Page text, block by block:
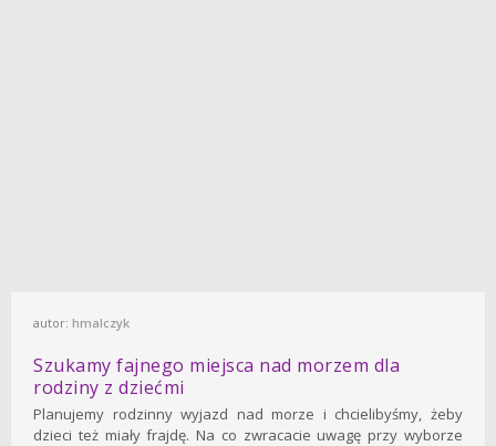
autor: hmalczyk
Szukamy fajnego miejsca nad morzem dla
rodziny z dziećmi
Planujemy rodzinny wyjazd nad morze i chcielibyśmy, żeby
dzieci też miały frajdę. Na co zwracacie uwagę przy wyborze